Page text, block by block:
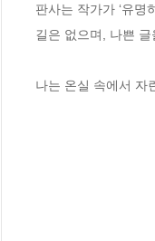
판사는 작가가 ‘유명
길은 없으며, 나쁜
나는 온실 속에서 자